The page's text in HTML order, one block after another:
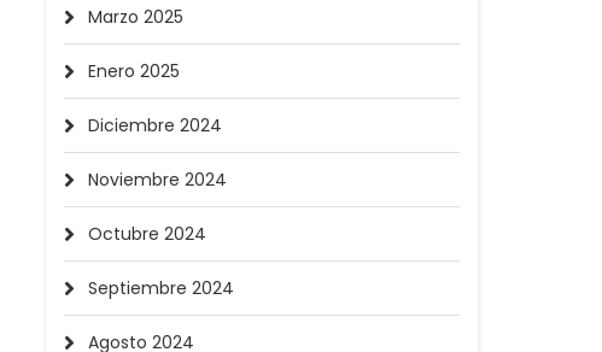
Marzo 2025
Enero 2025
Diciembre 2024
Noviembre 2024
Octubre 2024
Septiembre 2024
Agosto 2024